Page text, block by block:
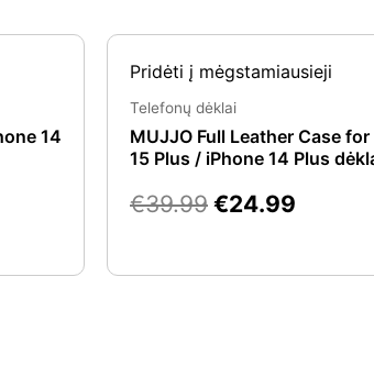
14
Pridėti į mėgstamiausieji
Telefonų dėklai
MUJJO Full Leather Case
15 Plus / iPhone 14 Plus
€39.99
price
was:
€39.99.
€24.99
price